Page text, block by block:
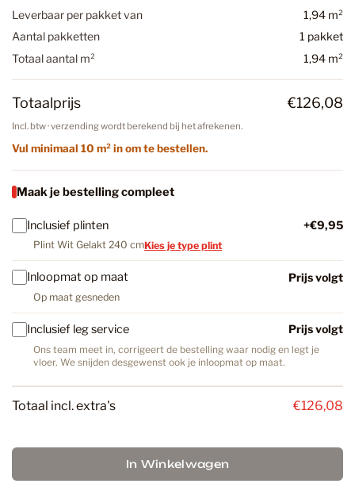
Leverbaar per pakket van
1,94 m²
Aantal pakketten
1 pakket
Totaal aantal m²
1,94 m²
Totaalprijs €126,08
Incl. btw · verzending wordt berekend bij het afrekenen.
Vul minimaal 10 m² in om te bestellen.
Maak je bestelling compleet
Inclusief plinten +€9,95
Plint Wit Gelakt 240 cmKies je type plint
Inloopmat op maat Prijs volgt
Op maat gesneden
Inclusief leg service Prijs volgt
Ons team meet in, corrigeert de bestelling waar nodig en legt je
vloer. We snijden desgewenst ook je inloopmat op maat.
Totaal incl. extra's €126,08
In Winkelwagen